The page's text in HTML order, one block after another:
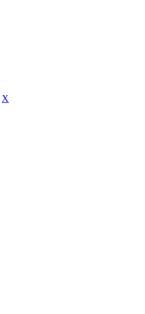
X